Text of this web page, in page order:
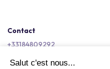
Contact
+33184809292